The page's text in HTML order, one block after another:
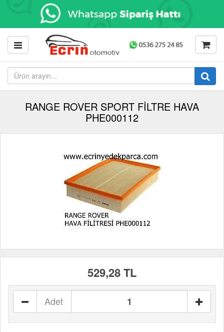
RANGE ROVER SPORT FİLTRE HAVA
PHE000112
529,28 TL
Adet